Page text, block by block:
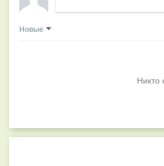
Новые
Никто